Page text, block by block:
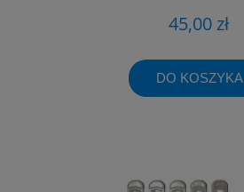
45,00 zł
DO KOSZYKA